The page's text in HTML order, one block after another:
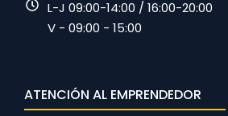
L-J 09:00-14:00 / 16:00-20:00
V - 09:00 - 15:00
ATENCIÓN AL EMPRENDEDOR